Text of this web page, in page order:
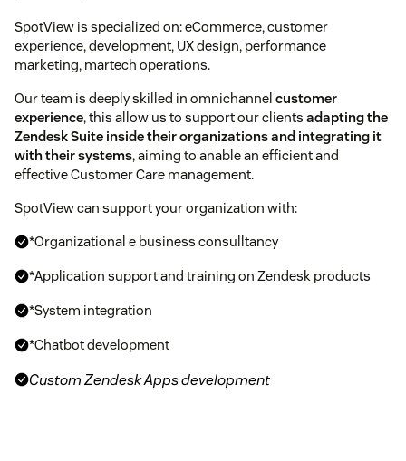
SpotView is specialized on: eCommerce, customer
experience, development, UX design, performance
marketing, martech operations.
Our team is deeply skilled in omnichannel customer
experience, this allow us to support our clients adapting the
Zendesk Suite inside their organizations and integrating it
with their systems, aiming to anable an efficient and
effective Customer Care management.
SpotView can support your organization with:
*Organizational e business consulltancy
*Application support and training on Zendesk products
*System integration
*Chatbot development
Custom Zendesk Apps development